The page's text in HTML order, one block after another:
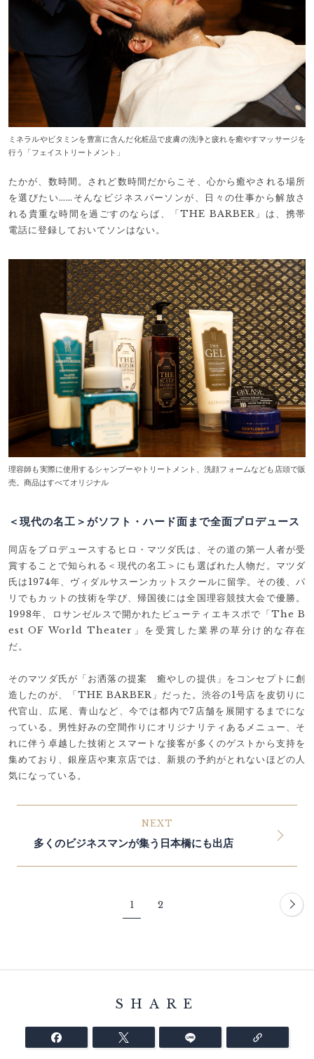
ミネラルやビタミンを豊富に含んだ化粧品で皮膚の洗浄と疲れを癒やすマッサージを
行う「フェイストリートメント」
たかが、数時間。されど数時間だからこそ、心から癒やされる場所
を選びたい……そんなビジネスパーソンが、日々の仕事から解放さ
れる貴重な時間を過ごすのならば、「THE BARBER」は、携帯
電話に登録しておいてソンはない。
理容師も実際に使用するシャンプーやトリートメント、洗顔フォームなども店頭で販
売。商品はすべてオリジナル
＜現代の名工＞がソフト・ハード面まで全面プロデュース
同店をプロデュースするヒロ・マツダ氏は、その道の第一人者が受
賞することで知られる＜現代の名工＞にも選ばれた人物だ。マツダ
氏は1974年、ヴィダルサスーンカットスクールに留学。その後、パ
リでもカットの技術を学び、帰国後には全国理容競技大会で優勝。
1998年、ロサンゼルスで開かれたビューティエキスポで「The B
est OF World Theater」を受賞した業界の草分け的な存在
だ。
そのマツダ氏が「お洒落の提案 癒やしの提供」をコンセプトに創
造したのが、「THE BARBER」だった。渋谷の1号店を皮切りに
代官山、広尾、青山など、今では都内で7店舗を展開するまでにな
っている。男性好みの空間作りにオリジナリティあるメニュー、そ
れに伴う卓越した技術とスマートな接客が多くのゲストから支持を
集めており、銀座店や東京店では、新規の予約がとれないほどの人
気になっている。
NEXT
多くのビジネスマンが集う日本橋にも出店
1 2
SHARE